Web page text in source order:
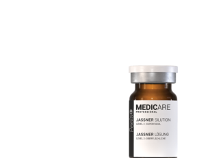
Купить в 1 клик